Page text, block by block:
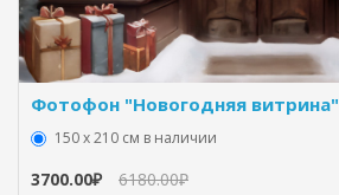
Фотофон "Новогодняя витрина"
150 х 210 см в наличии
3700.00₽ 6180.00₽